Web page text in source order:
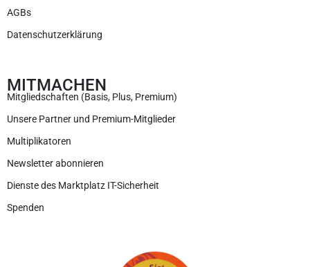
AGBs
Datenschutzerklärung
MITMACHEN
Mitgliedschaften (Basis, Plus, Premium)
Unsere Partner und Premium-Mitglieder
Multiplikatoren
Newsletter abonnieren
Dienste des Marktplatz IT-Sicherheit
Spenden